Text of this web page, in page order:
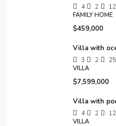
4 2
FAMILY HOME
$459,000
Villa with
3 2
VILLA
$7,599,000
Villa with
4 2
VILLA